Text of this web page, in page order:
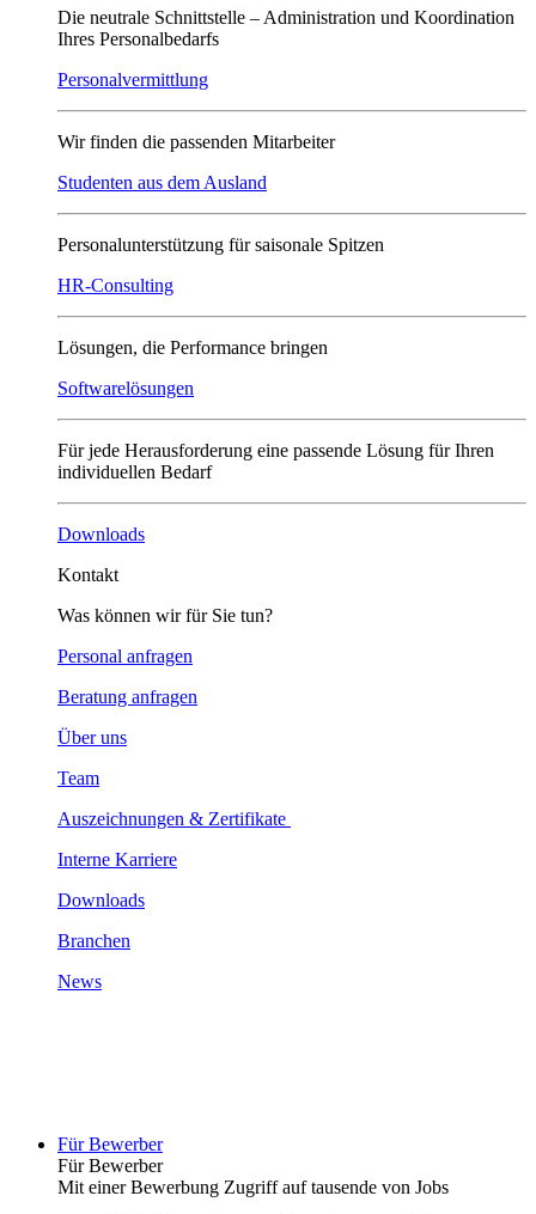
Die neutrale Schnittstelle – Administration und Koordination
Ihres Personalbedarfs
Personalvermittlung
Wir finden die passenden Mitarbeiter
Studenten aus dem Ausland
Personalunterstützung für saisonale Spitzen
HR-Consulting
Lösungen, die Performance bringen
Softwarelösungen
Für jede Herausforderung eine passende Lösung für Ihren
individuellen Bedarf
Downloads
Kontakt
Was können wir für Sie tun?
Personal anfragen
Beratung anfragen
Über uns
Team
Auszeichnungen & Zertifikate
Interne Karriere
Downloads
Branchen
News
Für Bewerber
Für Bewerber
Mit einer Bewerbung Zugriff auf tausende von Jobs